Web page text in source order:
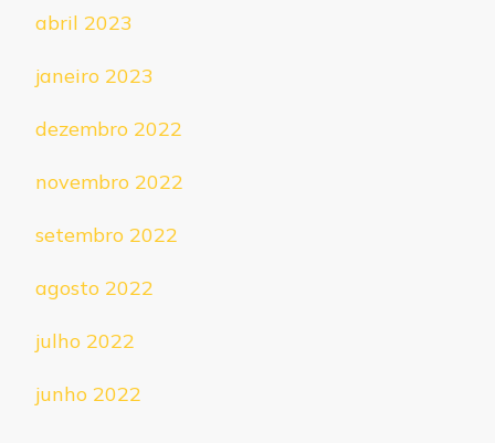
abril 2023
janeiro 2023
dezembro 2022
novembro 2022
setembro 2022
agosto 2022
julho 2022
junho 2022